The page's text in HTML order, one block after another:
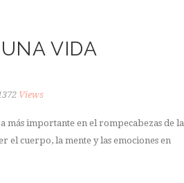
VIDA
Views
más importante en el rompecabezas de la
el cuerpo, la mente y las emociones en